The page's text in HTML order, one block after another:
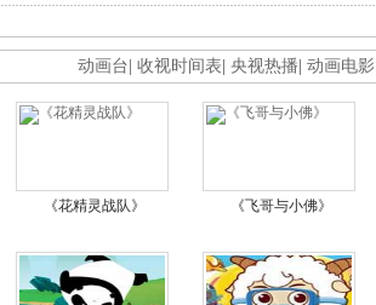
动画台 收视时间表 央视热播 动画电影
《花精灵战队》 《飞哥与小佛》